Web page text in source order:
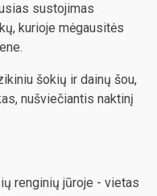
sustojimas
kurioje mėgausitės
šokių ir dainų šou,
nušviečiantis naktinį
renginių jūroje - vietas